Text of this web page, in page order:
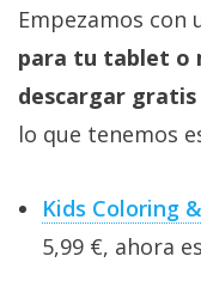
Empezamos con
para tu tablet o
descargar gratis
lo que tenemos
Kids Coloring
5,99 €, ahora